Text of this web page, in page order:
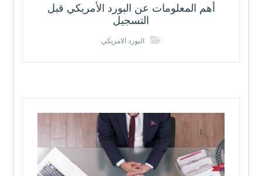
أهم المعلومات عن البورد الأمريكي قبل
التسجيل
البورد الامريكي